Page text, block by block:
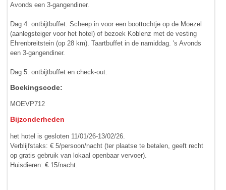
Avonds een 3-gangendiner.
Dag 4: ontbijtbuffet. Scheep in voor een boottochtje op de Moezel
(aanlegsteiger voor het hotel) of bezoek Koblenz met de vesting
Ehrenbreitstein (op 28 km). Taartbuffet in de namiddag. 's Avonds
een 3-gangendiner.
Dag 5: ontbijtbuffet en check-out.
Boekingscode:
MOEVP712
Bijzonderheden
het hotel is gesloten 11/01/26-13/02/26.
Verblijfstaks: € 5/persoon/nacht (ter plaatse te betalen, geeft recht
op gratis gebruik van lokaal openbaar vervoer).
Huisdieren: € 15/nacht.